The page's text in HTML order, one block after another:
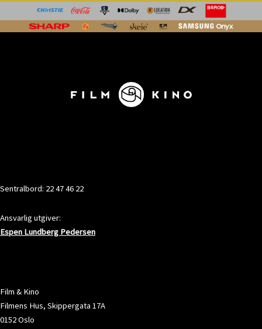
Sentralbord: 22 47 46 22
Ansvarlig utgiver:
Espen Lundberg Pedersen
Film & Kino
Filmens Hus, Skippergata 17A
0152 Oslo